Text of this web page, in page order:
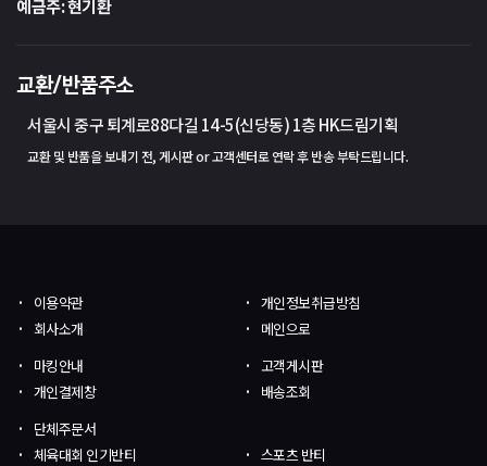
예금주: 현기환
교환/반품주소
서울시 중구 퇴계로88다길 14-5(신당동) 1층 HK드림기획
교환 및 반품을 보내기 전, 게시판 or 고객센터로 연락 후 반송 부탁드립니다.
이용약관
개인정보취급방침
회사소개
메인으로
마킹안내
고객게시판
개인결제창
배송조회
단체주문서
체육대회 인기반티
스포츠 반티